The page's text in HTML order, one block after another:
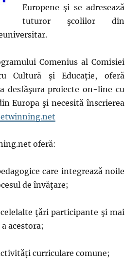
Europene şi se adresează
tuturor şcolilor din
Comenius al Comisiei
Cultură şi Educaţie, oferă
desfăşura proiecte on-line cu
Europa şi necesită înscrierea
oferă:
care integrează noile
de învăţare;
ţări participante şi mai
acestora;
curriculare comune;